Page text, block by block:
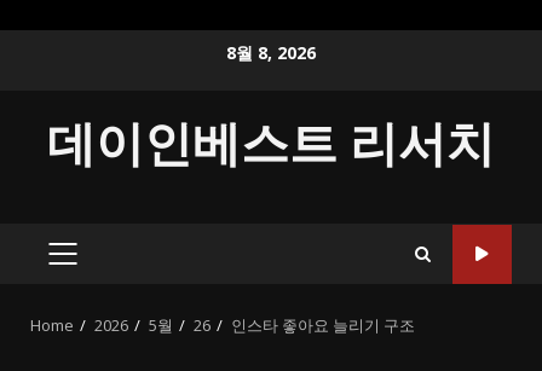
8월 8, 2026
데이인베스트 리서치
PRIMARY
Home 2026 5월 26 인스타 좋아요 늘리기 구조